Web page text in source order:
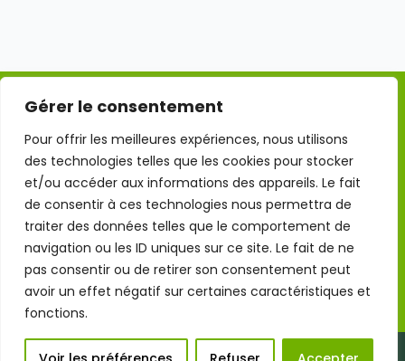
Gérer le consentement
Pour offrir les meilleures expériences, nous utilisons
des technologies telles que les cookies pour stocker
et/ou accéder aux informations des appareils. Le fait
de consentir à ces technologies nous permettra de
traiter des données telles que le comportement de
navigation ou les ID uniques sur ce site. Le fait de ne
pas consentir ou de retirer son consentement peut
avoir un effet négatif sur certaines caractéristiques et
fonctions.
Mentions légales
Conditions Générales d'Utilisation
Politique de confidentialité
Politique des cookies
Site réalisé par 7VISUEL